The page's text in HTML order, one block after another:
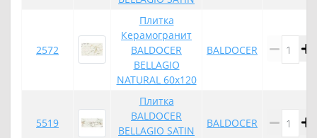
2572
Плитка
Керамогранит
BALDOCER
BELLAGIO
NATURAL 60x120
BALDOCER
5519
Плитка
BALDOCER
BELLAGIO SATIN
BALDOCER